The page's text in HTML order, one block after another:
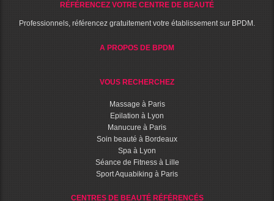
RÉFÉRENCEZ VOTRE CENTRE DE BEAUTÉ
Professionnels, référencez gratuitement votre établissement sur BPDM.
A PROPOS DE BPDM
VOUS RECHERCHEZ
Massage à Paris
Epilation à Lyon
Manucure à Paris
Soin beauté à Bordeaux
Spa à Lyon
Séance de Fitness à Lille
Sport Aquabiking à Paris
CENTRES DE BEAUTÉ RÉFÉRENCÉS